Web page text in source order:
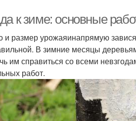
к зиме: основные
размер урожаяинапрямую
В зимние месяцы
им справиться со всеми
работ.